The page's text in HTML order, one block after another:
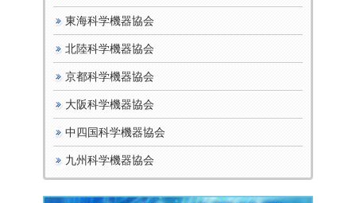
東海科学機器協会
北陸科学機器協会
京都科学機器協会
大阪科学機器協会
中四国科学機器協会
九州科学機器協会